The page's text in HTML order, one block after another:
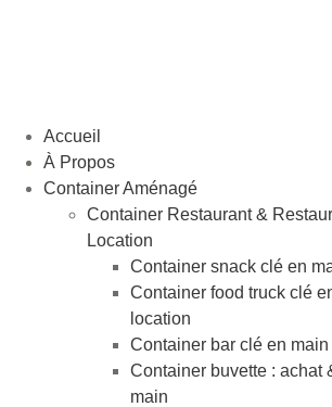
Accueil
À Propos
Container Aménagé
Container Restaurant &
Location
Container snack clé en
Container food truck clé
location
Container bar clé en
Container buvette : achat
main